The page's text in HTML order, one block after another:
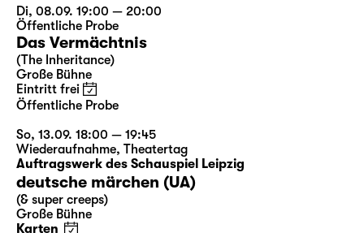
Di, 08.09. 19:00 — 20:00
Öffentliche Probe
Das Vermächtnis
(The Inheritance)
Große Bühne
Eintritt frei
Öffentliche Probe
So, 13.09. 18:00 — 19:45
Wiederaufnahme, Theatertag
Auftragswerk des Schauspiel Leipzig
deutsche märchen (UA)
(& super creeps)
Große Bühne
Karten